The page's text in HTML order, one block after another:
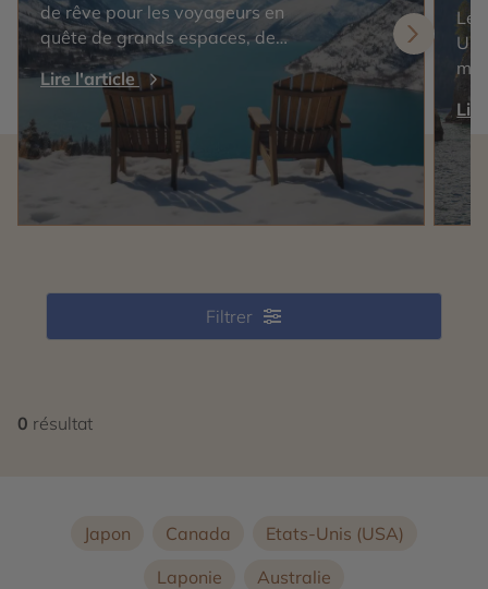
de rêve pour les voyageurs en
quête de grands espaces, de
paysages époustouflants et
d'une culture riche. Cependant,
choisir la meilleure période pour
visiter ce…
Lire l'article
Filtrer
0 résultat
Japon Canada
Etats-Unis (USA)
Laponie
Australie